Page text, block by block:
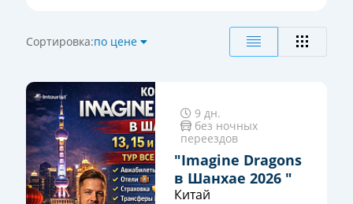
Сортировка:по цене
9 дн.
без ночных
переездов
"Imagine Dragons
в Шанхае 2026 "
Китай